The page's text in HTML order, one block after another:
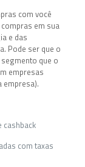
com você
em sua
e das
Pode ser que o
que o
empresas
empresa).
cashback
com taxas